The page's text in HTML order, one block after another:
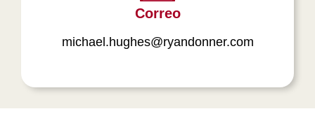
Correo
michael.hughes@ryandonner.com